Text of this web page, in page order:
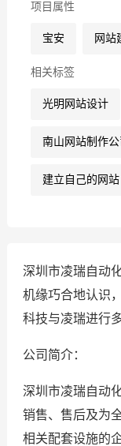
项目属性
宝安 网站
相关标签
光明网站设计
南山网站制作公
建立自己的网站
深圳市凌瑞自动
机缘巧合地认识
科技与凌瑞进行
公司简介：
深圳市凌瑞自动
销售、售后及为
相关配套设施的